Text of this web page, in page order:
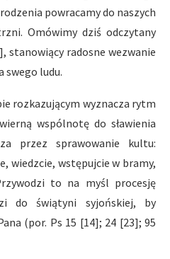
powracamy do naszych
Omówimy dziś odczytany
stanowiący radosne wezwanie
swego ludu.
rozkazującym wyznacza rytm
wspólnotę do sławienia
przez sprawowanie kultu:
wiedzcie, wstępujcie w bramy,
to na myśl procesję
do świątyni syjońskiej, by
(por. Ps 15 [14]; 24 [23]; 95